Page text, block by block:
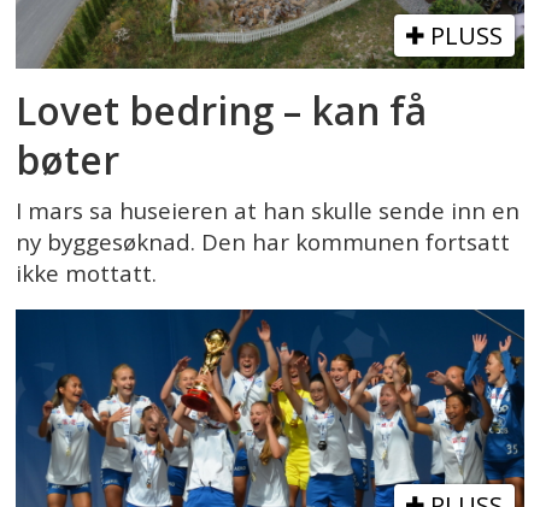
PLUSS
Lovet bedring – kan få
bøter
I mars sa huseieren at han skulle sende inn en
ny byggesøknad. Den har kommunen fortsatt
ikke mottatt.